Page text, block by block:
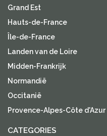
Grand Est
Hauts-de-France
Île-de-France
Landen van de Loire
Midden-Frankrijk
Normandië
Occitanië
Provence-Alpes-Côte d'Azur
CATEGORIES